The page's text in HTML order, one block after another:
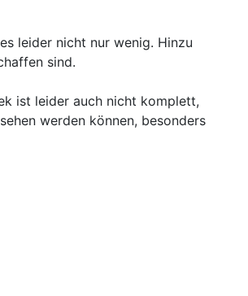
leider nicht nur wenig. Hinzu
sind.
ist leider auch nicht komplett,
werden können, besonders